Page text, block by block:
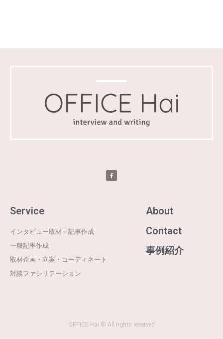
Service
インタビュー取材＋記事作成
一般記事作成
取材企画・立案・コーディネート
対談ファシリテーション
About
Contact
事例紹介
OFFICE Hai © All rights reserved​